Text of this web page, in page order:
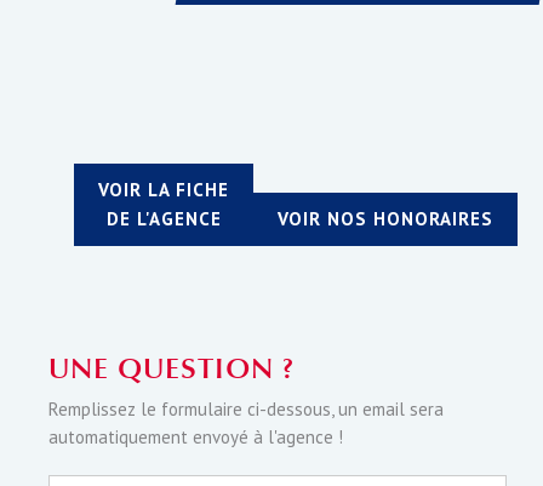
VOIR LA FICHE
DE L'AGENCE
VOIR NOS HONORAIRES
UNE QUESTION ?
Remplissez le formulaire ci-dessous, un email sera
automatiquement envoyé à l'agence !